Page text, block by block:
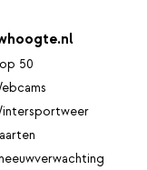
50